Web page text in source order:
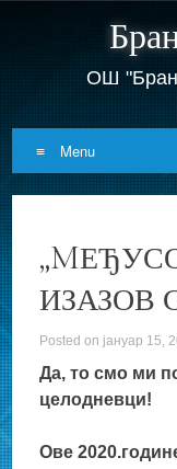
ОШ
Menu
Skip
content
ИЗАЗОВ
Posted on јануар 15,
Да, то смо ми
целодневци!
Ове